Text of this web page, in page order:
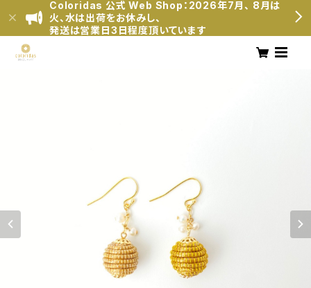
Coloridas 公式 Web Shop：2026年7月、 8月は
火、水は出荷をお休みし、
発送は営業日3日程度頂いています